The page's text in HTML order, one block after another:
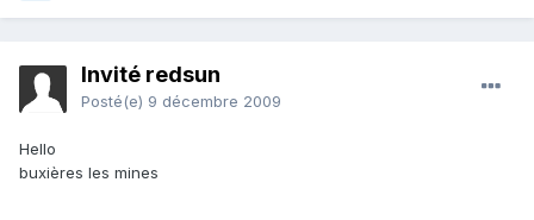
Invité redsun
Posté(e) 9 décembre 2009
Hello
buxières les mines